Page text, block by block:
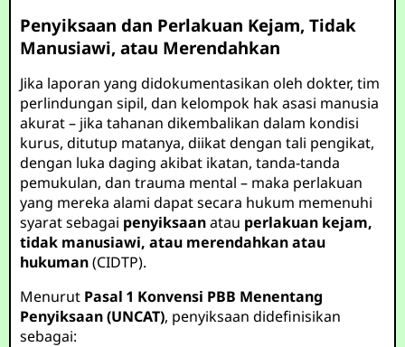
Penyiksaan dan Perlakuan Kejam, Tidak
Manusiawi, atau Merendahkan
Jika laporan yang didokumentasikan oleh dokter, tim
perlindungan sipil, dan kelompok hak asasi manusia
akurat – jika tahanan dikembalikan dalam kondisi
kurus, ditutup matanya, diikat dengan tali pengikat,
dengan luka daging akibat ikatan, tanda-tanda
pemukulan, dan trauma mental – maka perlakuan
yang mereka alami dapat secara hukum memenuhi
syarat sebagai penyiksaanatau perlakuan kejam,
tidak manusiawi, atau merendahkan atau
hukuman(CIDTP).
Menurut Pasal 1 Konvensi PBB Menentang
Penyiksaan (UNCAT), penyiksaan didefinisikan
sebagai: